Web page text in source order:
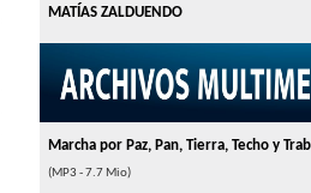
MATÍAS ZALDUENDO
Marcha por Paz, Pan, Tierra, Techo y
(MP3 - 7.7 Mio)